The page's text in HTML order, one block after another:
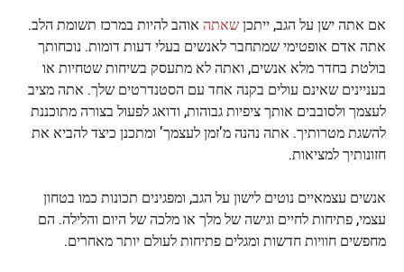
אם אתה ישן על הגב, ייתכןשאתה אוהב להיות במרכז תשומת הלב.
אתה אדם אופטימי שמתחבר לאנשים בעלי דעות דומות. נוכחותך
בולטת בחדר מלא אנשים, ואתה לא מתעסק בשיחות שטחיות או
בעניינים שאינם עולים בקנה אחד עם הסטנדרטים שלך. אתה מציב
לעצמך ולסובבים אותך ציפיות גבוהות, ודואג לפעול בצורה מתוכננת
להשגת מטרותיך. אתה נהנה מ'זמן לעצמך' ומתכנן כיצד להביא את
חזונותיך למציאות.
אנשים עצמאיים נוטים לישון על הגב, ומפגינים תכונות כמו בטחון
עצמי, פתיחות לחיים וגישה של מלך או מלכה של היום והלילה. הם
מחפשים חוויות חדשות ומגלים פתיחות לעולם יותר מאחרים.